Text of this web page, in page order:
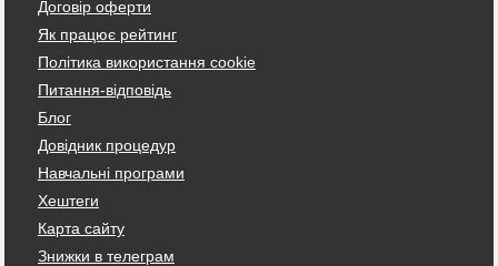
Договір оферти
Як працює рейтинг
Політика використання cookie
Питання-відповідь
Блог
Довідник процедур
Навчальні програми
Хештеги
Карта сайту
Знижки в телеграм